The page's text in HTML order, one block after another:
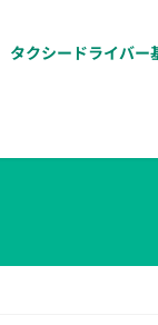
タクシードライバー